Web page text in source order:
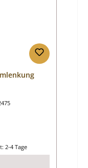
2-4 Tage